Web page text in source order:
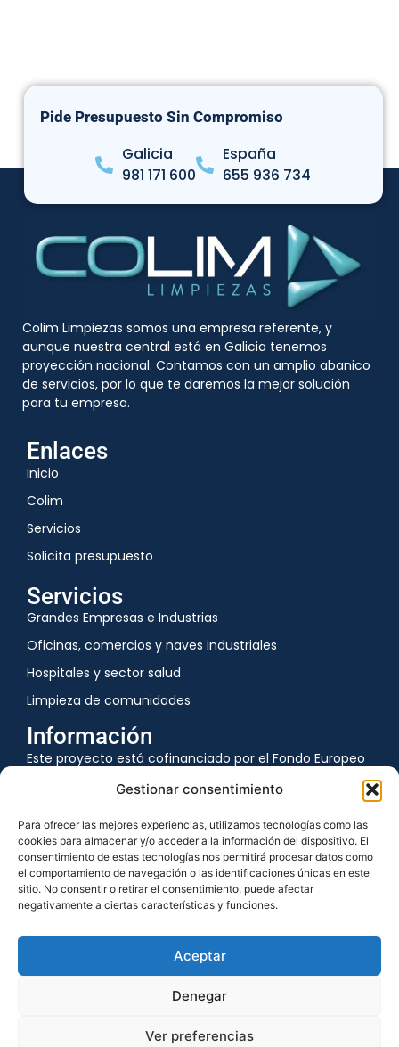
Gestionar consentimiento
Para ofrecer las mejores experiencias, utilizamos tecnologías como las
cookies para almacenar y/o acceder a la información del dispositivo. El
consentimiento de estas tecnologías nos permitirá procesar datos como
el comportamiento de navegación o las identificaciones únicas en este
sitio. No consentir o retirar el consentimiento, puede afectar
negativamente a ciertas características y funciones.
Aceptar
Denegar
Ver preferencias
Pide Presupuesto Sin Compromiso
Galicia
981 171 600
España
655 936 734
Colim Limpiezas somos una empresa referente, y
aunque nuestra central está en Galicia tenemos
proyección nacional. Contamos con un amplio abanico
de servicios, por lo que te daremos la mejor solución
para tu empresa.
Enlaces
Inicio
Colim
Servicios
Solicita presupuesto
Servicios
Grandes Empresas e Industrias
Oficinas, comercios y naves industriales
Hospitales y sector salud
Limpieza de comunidades
Información
Este proyecto está cofinanciado por el Fondo Europeo
Declaración de Accesibilidad